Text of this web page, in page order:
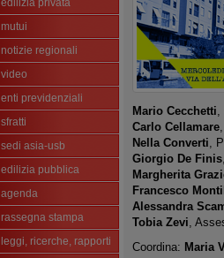
edilizia privata
mutui
notizie regionali
video
enti previdenziali
sfratti
sedi asia-usb
edilizia pubblica
agenda
rassegna stampa
leggi, ricerche, rapporti
Mario Cecchetti,
Carlo Cellamare
Nella Converti,
Giorgio De Finis
Margherita
Francesco
Alessandra
Tobia Zevi,
Coordina: Maria